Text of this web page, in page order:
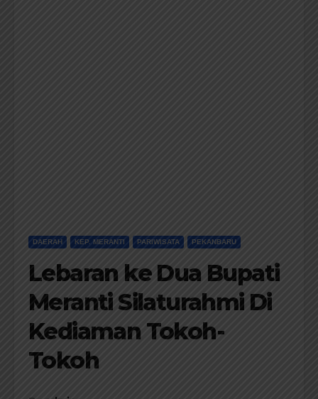
DAERAH KEP. MERANTI PARIWISATA PEKANBARU
Lebaran ke Dua Bupati
Meranti Silaturahmi Di
Kediaman Tokoh-
Tokoh